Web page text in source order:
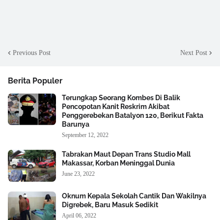
Previous Post Next Post
Berita Populer
Terungkap Seorang Kombes Di Balik
Pencopotan Kanit Reskrim Akibat
Penggerebekan Batalyon 120, Berikut Fakta
Barunya
September 12, 2022
Tabrakan Maut Depan Trans Studio Mall
Makassar, Korban Meninggal Dunia
June 23, 2022
Oknum Kepala Sekolah Cantik Dan Wakilnya
Digrebek, Baru Masuk Sedikit
April 06, 2022